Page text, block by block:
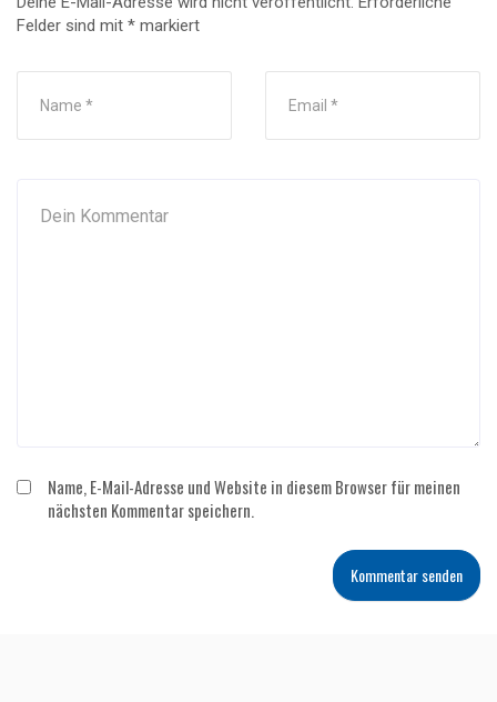
Felder sind mit * markiert
Name, E-Mail-Adresse und Website in diesem Browser für meinen
nächsten Kommentar speichern.